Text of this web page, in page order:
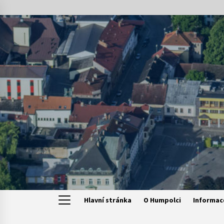
to
content
Hlavní stránka O Humpolci